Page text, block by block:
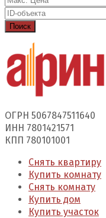
Поиск
ОГРН 5067847511640
ИНН 7801421571
КПП 780101001
Снять квартиру
Купить комнату
Снять комнату
Купить дом
Купить участок